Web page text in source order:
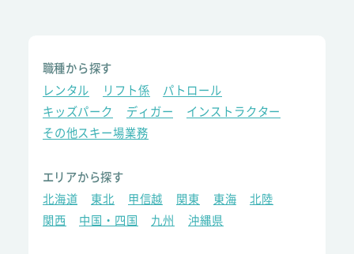
職種から探す
レンタル
リフト係
パトロール
キッズパーク
ディガー
インストラクター
その他スキー場業務
エリアから探す
北海道
東北 甲信越 関東 東海
北陸
関西
中国・四国 九州 沖縄県